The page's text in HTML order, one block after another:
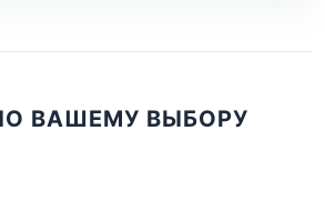
ВАШЕМУ ВЫБОРУ